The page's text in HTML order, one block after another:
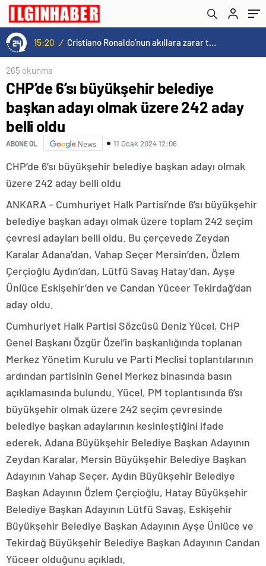
15:20 / Cristiano Ronaldo’nun akıllara zarar tüm kariyerinin istatistiğini çıkardık !
265 okunma
CHP’de 6’sı büyükşehir belediye
başkan adayı olmak üzere 242 aday
belli oldu
ABONE OL News 11 Ocak 2024 12:06
CHP’de 6’sı büyükşehir belediye başkan adayı olmak
üzere 242 aday belli oldu
ANKARA – Cumhuriyet Halk Partisi’nde 6’sı büyükşehir
belediye başkan adayı olmak üzere toplam 242 seçim
çevresi adayları belli oldu. Bu çerçevede Zeydan
Karalar Adana’dan, Vahap Seçer Mersin’den, Özlem
Çerçioğlu Aydın’dan, Lütfü Savaş Hatay’dan, Ayşe
Ünlüce Eskişehir’den ve Candan Yüceer Tekirdağ’dan
aday oldu.
Cumhuriyet Halk Partisi Sözcüsü Deniz Yücel, CHP
Genel Başkanı Özgür Özel’in başkanlığında toplanan
Merkez Yönetim Kurulu ve Parti Meclisi toplantılarının
ardından partisinin Genel Merkez binasında basın
açıklamasında bulundu. Yücel, PM toplantısında 6’sı
büyükşehir olmak üzere 242 seçim çevresinde
belediye başkan adaylarının kesinleştiğini ifade
ederek, Adana Büyükşehir Belediye Başkan Adayının
Zeydan Karalar, Mersin Büyükşehir Belediye Başkan
Adayının Vahap Seçer, Aydın Büyükşehir Belediye
Başkan Adayının Özlem Çerçioğlu, Hatay Büyükşehir
Belediye Başkan Adayının Lütfü Savaş, Eskişehir
Büyükşehir Belediye Başkan Adayının Ayşe Ünlüce ve
Tekirdağ Büyükşehir Belediye Başkan Adayının Candan
Yüceer olduğunu açıkladı.